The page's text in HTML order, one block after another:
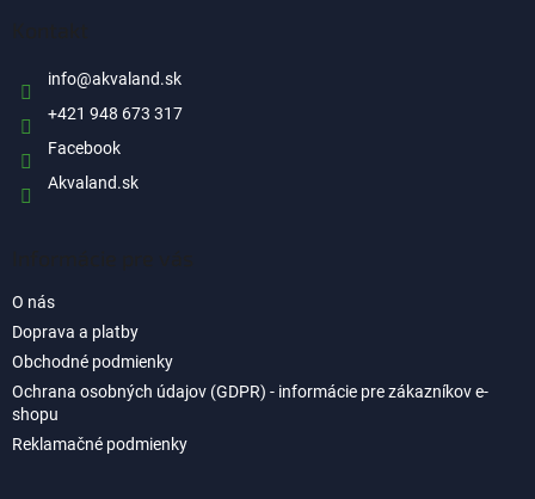
info@akvaland.sk
+421 948 673 317
Facebook
Akvaland.sk
O nás
Doprava a platby
Obchodné podmienky
Ochrana osobných údajov (GDPR) - informácie pre zákazníkov e-
shopu
Reklamačné podmienky